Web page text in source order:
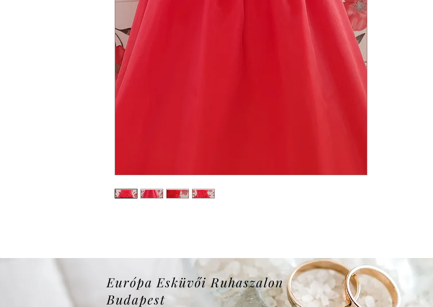
Európa Esküvői Ruhaszalon
Budapest